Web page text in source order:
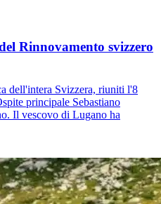
Rinnovamento svizzero
dell'intera Svizzera, riuniti l'8
principale Sebastiano
Il vescovo di Lugano ha